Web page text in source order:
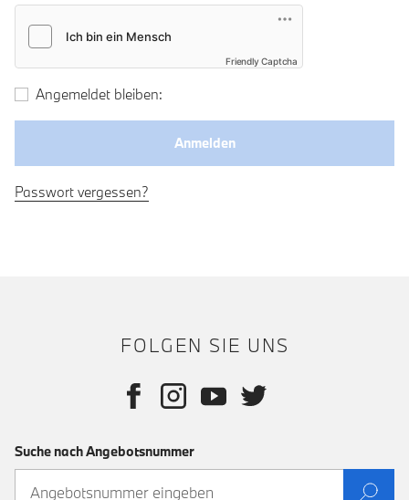
Friendly Captcha
Angemeldet bleiben:
Passwort vergessen?
FOLGEN SIE UNS
Suche nach Angebotsnummer